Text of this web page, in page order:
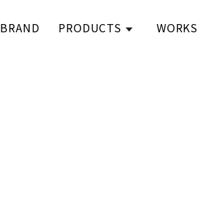
BRAND PRODUCTS WORKS